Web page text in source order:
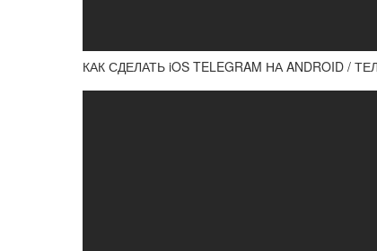
КАК СДЕЛАТЬ iOS TELEGRAM НА ANDROID /